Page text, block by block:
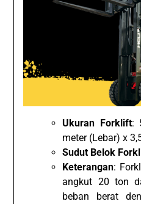
Ukuran Forklift:
meter (Lebar) x
Sudut Belok
Keterangan:
angkut 20 ton
beban berat